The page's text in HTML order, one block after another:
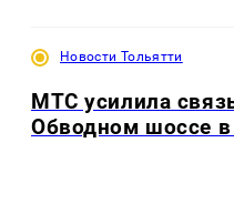
Новости Тольятти
МТС усилила
Обводном шоссе в